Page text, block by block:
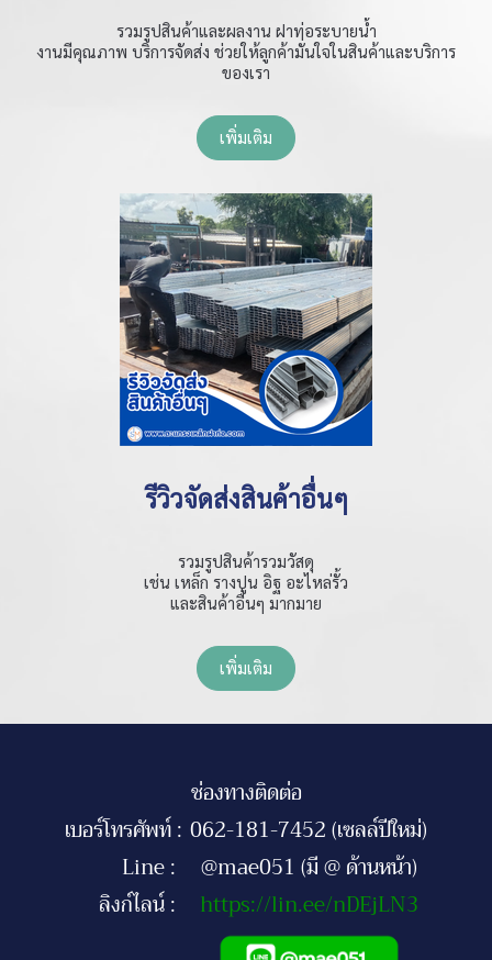
รวมรูปสินค้าและผลงาน ฝาท่อระบายน้ำ
งานมีคุณภาพ บริการจัดส่ง ช่วยให้ลูกค้ามั่นใจในสินค้าและบริการ
ของเรา
เพิ่มเติม
รีวิวจัดส่งสินค้าอื่นๆ
รวมรูปสินค้ารวมวัสดุ
เช่น เหล็ก รางปูน อิฐ อะไหล่รั้ว
และสินค้าอื่นๆ มากมาย
เพิ่มเติม
ช่องทางติดต่อ
เบอร์โทรศัพท์ : 062-181-7452 (เซลล์ปีใหม่)
Line :
@mae051 (มี @ ด้านหน้า)
ลิงก์ไลน์ :
https://lin.ee/nDEjLN3